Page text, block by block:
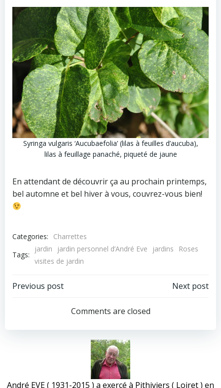
Syringa vulgaris ‘Aucubaefolia’ (lilas à feuilles d’aucuba),
lilas à feuillage panaché, piqueté de jaune
En attendant de découvrir ça au prochain printemps,
bel automne et bel hiver à vous, couvrez-vous bien!
Categories:
Charrettes
Tags:
jardin jardin personnel d’André Eve jardins
Roses
visites de jardin
Post
navigation
Previous post
navigation
Next post
Comments are closed
André EVE ( 1931-2015 ) a exercé à Pithiviers ( Loiret ) en